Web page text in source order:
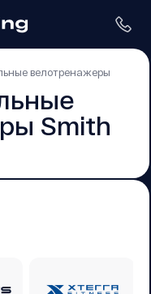
велотренажеры
Smith